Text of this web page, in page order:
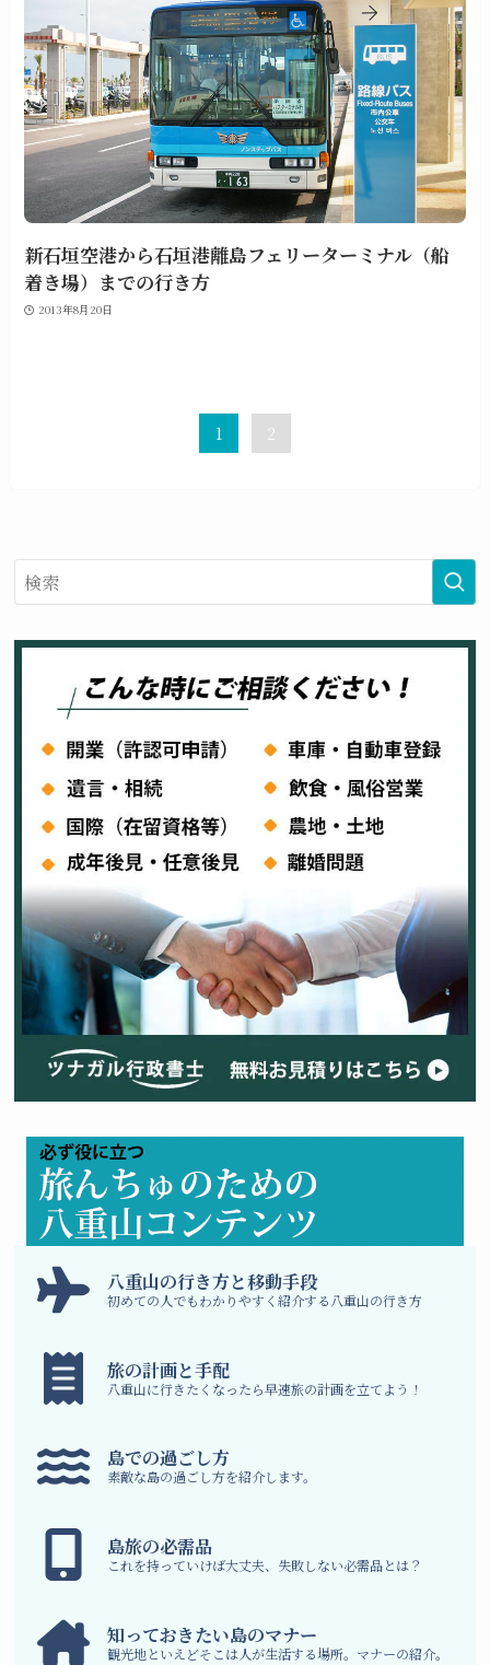
新石垣空港から石垣港離島フェリーターミナル（船
着き場）までの行き方
2013年8月20日
1 2
八重山の行き方と移動手段
初めての人でもわかりやすく紹介する八重山の行き方
旅の計画と手配
八重山に行きたくなったら早速旅の計画を立てよう！
島での過ごし方
素敵な島の過ごし方を紹介します。
島旅の必需品
これを持っていけば大丈夫、失敗しない必需品とは？
知っておきたい島のマナー
観光地といえどそこは人が生活する場所。マナーの紹介。